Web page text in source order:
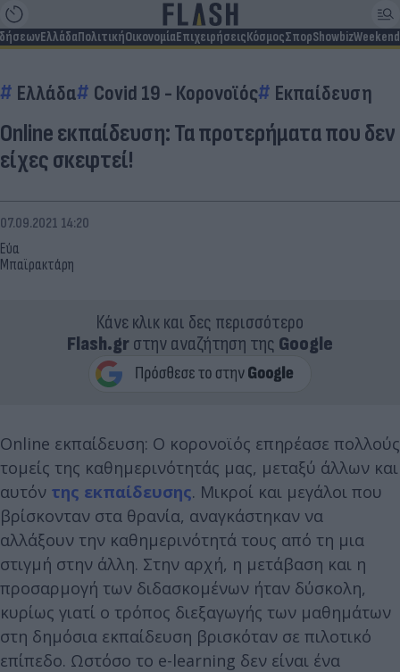
ΕλλάδαΠολιτικήΟικονομίαΕπιχειρήσειςΚόσμοςΣπορShowbizWeekend
Ελλάδα Covid 19 - Κορονοϊός Εκπαίδευση
Online εκπαίδευση: Τα προτερήματα που δεν
είχες σκεφτεί!
Εύα
Μπαϊρακτάρη
07.09.2021 14:20
Κάνε κλικ και δες περισσότερο
Flash.grστην αναζήτηση της Google
Online εκπαίδευση: Ο κορονοϊός επηρέασε πολλούς
τομείς της καθημερινότητάς μας, μεταξύ άλλων και
αυτόν της εκπαίδευσης. Μικροί και μεγάλοι που
βρίσκονταν στα θρανία, αναγκάστηκαν να
αλλάξουν την καθημερινότητά τους από τη μια
στιγμή στην άλλη. Στην αρχή, η μετάβαση και η
προσαρμογή των διδασκομένων ήταν δύσκολη,
κυρίως γιατί ο τρόπος διεξαγωγής των μαθημάτων
στη δημόσια εκπαίδευση βρισκόταν σε πιλοτικό
επίπεδο. Ωστόσο το e-learning δεν είναι ένα